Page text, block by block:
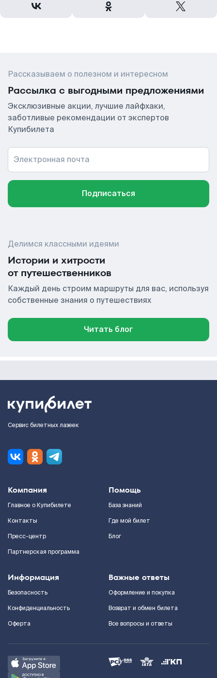
Рассказываем о полезном и интересном
Рассылка с выгодными предложениями
Эксклюзивные акции, лучшие лайфхаки,
заботливые рекомендации от экспертов
Купибилета
Электронная почта
Подписаться
Делимся классными идеями
Истории и хитрости
от путешественников
Каждый день строим маршруты для вас, используя
собственные знания о путешествиях
Читать блог
Сервис билетных лазеек
Компания
Главное о Купибилете
Контакты
Пресс-центр
Партнерская программа
Помощь
База знаний
Где мой билет
Блог
Информация
Безопасность
Конфиденциальность
Оферта
Важные ответы
Оформление и покупка
Возврат и обмен билета
Все вопросы и ответы